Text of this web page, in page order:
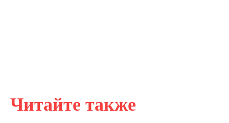
Читайте также